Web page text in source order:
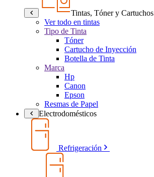
Tintas, Tóner y Cartuchos
Ver todo en tintas
Tipo de Tinta
Tóner
Cartucho de Inyección
Botella de Tinta
Marca
Hp
Canon
Epson
Resmas de Papel
Electrodomésticos
Refrigeración